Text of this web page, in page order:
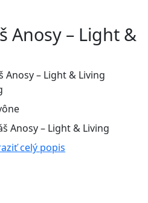
Anosy – Light &
Anosy – Light & Living
celý popis